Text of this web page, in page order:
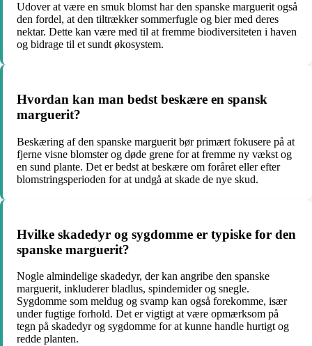
Udover at være en smuk blomst har den spanske marguerit også
den fordel, at den tiltrækker sommerfugle og bier med deres
nektar. Dette kan være med til at fremme biodiversiteten i haven
og bidrage til et sundt økosystem.
Hvordan kan man bedst beskære en spansk
marguerit?
Beskæring af den spanske marguerit bør primært fokusere på at
fjerne visne blomster og døde grene for at fremme ny vækst og
en sund plante. Det er bedst at beskære om foråret eller efter
blomstringsperioden for at undgå at skade de nye skud.
Hvilke skadedyr og sygdomme er typiske for den
spanske marguerit?
Nogle almindelige skadedyr, der kan angribe den spanske
marguerit, inkluderer bladlus, spindemider og snegle.
Sygdomme som meldug og svamp kan også forekomme, især
under fugtige forhold. Det er vigtigt at være opmærksom på
tegn på skadedyr og sygdomme for at kunne handle hurtigt og
redde planten.